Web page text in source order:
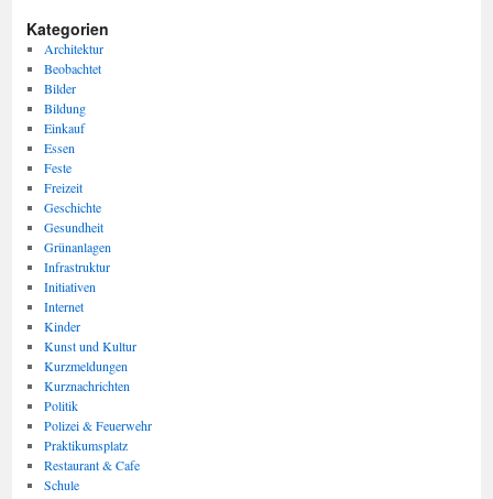
Kategorien
Architektur
Beobachtet
Bilder
Bildung
Einkauf
Essen
Feste
Freizeit
Geschichte
Gesundheit
Grünanlagen
Infrastruktur
Initiativen
Internet
Kinder
Kunst und Kultur
Kurzmeldungen
Kurznachrichten
Politik
Polizei & Feuerwehr
Praktikumsplatz
Restaurant & Cafe
Schule